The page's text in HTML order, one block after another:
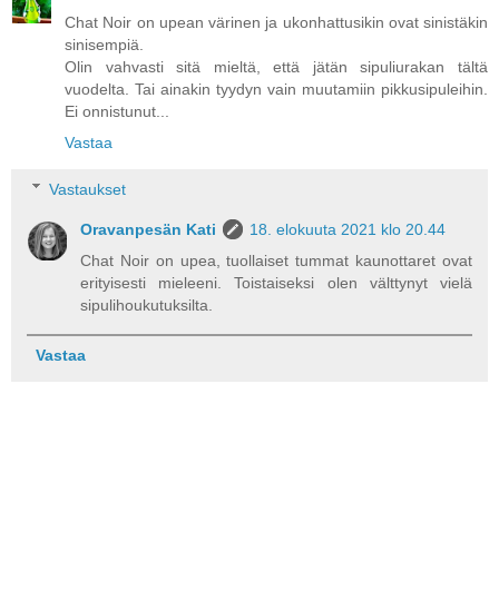
Chat Noir on upean värinen ja ukonhattusikin ovat sinistäkin
sinisempiä.
Olin vahvasti sitä mieltä, että jätän sipuliurakan tältä
vuodelta. Tai ainakin tyydyn vain muutamiin pikkusipuleihin.
Ei onnistunut...
Vastaa
Vastaukset
Oravanpesän Kati
18. elokuuta 2021 klo 20.44
Chat Noir on upea, tuollaiset tummat kaunottaret ovat
erityisesti mieleeni. Toistaiseksi olen välttynyt vielä
sipulihoukutuksilta.
Vastaa